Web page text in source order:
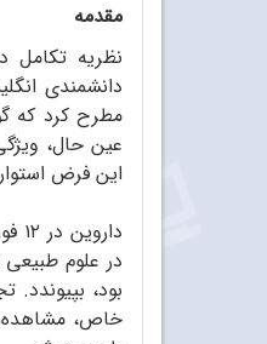
مقدمه
نظریه تکامل
دانشمندی
مطرح کرد که
عین حال،
این فرض
بود،
خاص،